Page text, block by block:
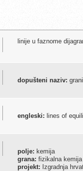
linije u faznome
dopušteni naziv:
engleski: lines of
polje: kemija
grana: fizikalna kemija
projekt: Izgradnja